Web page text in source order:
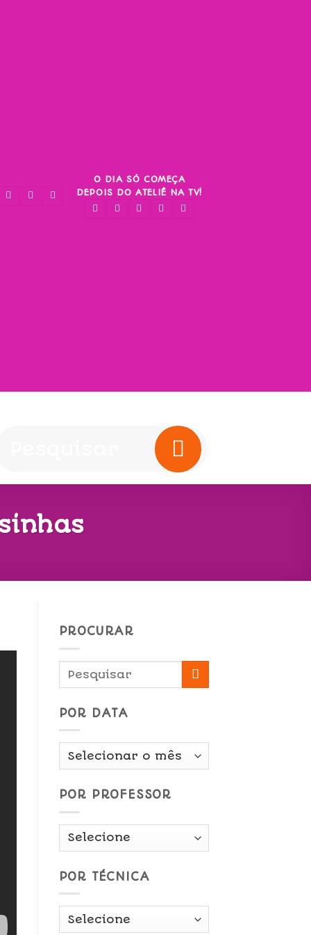
O DIA SÓ COMEÇA
DEPOIS DO ATELIÊ NA TV!
PROCURAR
POR DATA
Por
POR PROFESSOR
POR TÉCNICA